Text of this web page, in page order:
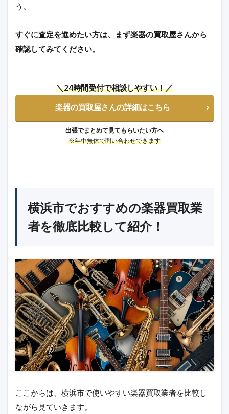
う。
すぐに査定を進めたい方は、まず楽器の買取屋さんから
確認してみてください。
＼24時間受付で相談しやすい！／
楽器の買取屋さんの詳細はこちら
出張でまとめて見てもらいたい方へ
※年中無休で問い合わせできます
横浜市でおすすめの楽器買取業
者を徹底比較して紹介！
ここからは、横浜市で使いやすい楽器買取業者を比較し
ながら見ていきます。